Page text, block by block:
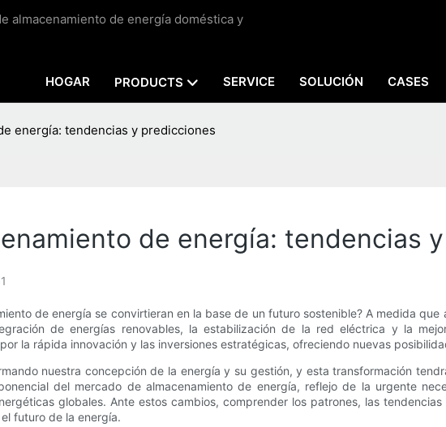
almacenamiento de energía doméstica y
HOGAR PRODUCTS SERVICE SOLUCIÓN CASES
energía: tendencias y predicciones
de energía: tendencias
de energía se convirtieran en la base de un futuro sostenible? A medida
de energías renovables, la estabilización de la red eléctrica y la
la rápida innovación y las inversiones estratégicas, ofreciendo nuevas
nuestra concepción de la energía y su gestión, y esta transformación
del mercado de almacenamiento de energía, reflejo de la urgente
globales. Ante estos cambios, comprender los patrones, las
futuro de la energía.